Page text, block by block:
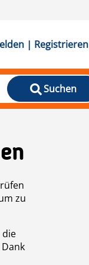
| Registrieren
Suchen
zu
die